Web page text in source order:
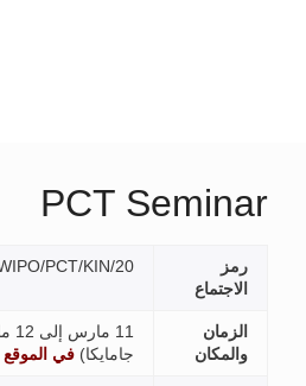
PCT
WIPO/PCT/KIN/20
كينغستون,
جامايكا)في الموقع